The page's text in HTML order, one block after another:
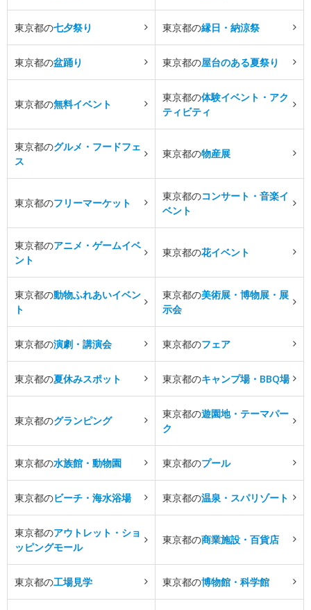
東京都の七夕祭り 東京都の縁日・納涼祭
東京都の盆踊り 東京都の屋台のある夏祭り
東京都の無料イベント
東京都の体験イベント・アク
ティビティ
東京都のグルメ・フードフェ
ス
東京都の物産展
東京都のフリーマーケット
東京都のコンサート・音楽イ
ベント
東京都のアニメ・ゲームイベ
ント
東京都の花イベント
東京都の動物ふれあいイベン
ト
東京都の美術展・博物展・展
示会
東京都の演劇・講演会 東京都のフェア
東京都の夏休みスポット 東京都のキャンプ場・BBQ場
東京都のグランピング
東京都の遊園地・テーマパー
ク
東京都の水族館・動物園 東京都のプール
東京都のビーチ・海水浴場 東京都の温泉・スパリゾート
東京都のアウトレット・ショ
ッピングモール
東京都の商業施設・百貨店
東京都の工場見学 東京都の博物館・科学館